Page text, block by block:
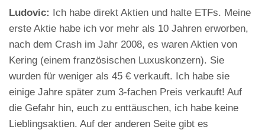
Ludovic: Ich habe direkt Aktien und halte ETFs. Meine
erste Aktie habe ich vor mehr als 10 Jahren erworben,
nach dem Crash im Jahr 2008, es waren Aktien von
Kering (einem französischen Luxuskonzern). Sie
wurden für weniger als 45 € verkauft. Ich habe sie
einige Jahre später zum 3-fachen Preis verkauft! Auf
die Gefahr hin, euch zu enttäuschen, ich habe keine
Lieblingsaktien. Auf der anderen Seite gibt es